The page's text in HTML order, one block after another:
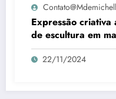
Expressão criativa
de escultura em
22/11/2024